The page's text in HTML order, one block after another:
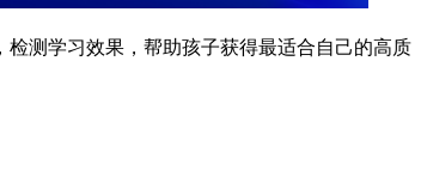
测学习效果，帮助孩子获得最适合自己的高质